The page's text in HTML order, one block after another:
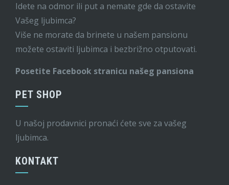
Idete na odmor ili put a nemate gde da ostavite
Vašeg ljubimca?
Više ne morate da brinete u našem pansionu
možete ostaviti ljubimca i bezbrižno otputovati.
Posetite Facebook stranicu našeg pansiona
PET SHOP
U našoj prodavnici pronaći ćete sve za vašeg
ljubimca.
KONTAKT